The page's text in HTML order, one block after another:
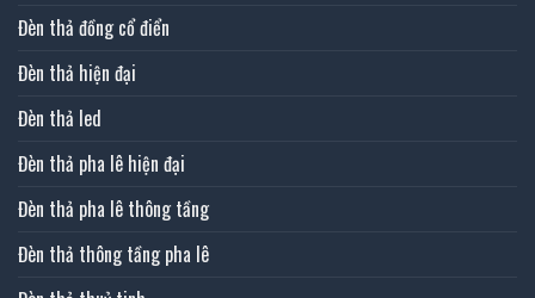
Đèn thả đồng cổ điển
Đèn thả hiện đại
Đèn thả led
Đèn thả pha lê hiện đại
Đèn thả pha lê thông tầng
Đèn thả thông tầng pha lê